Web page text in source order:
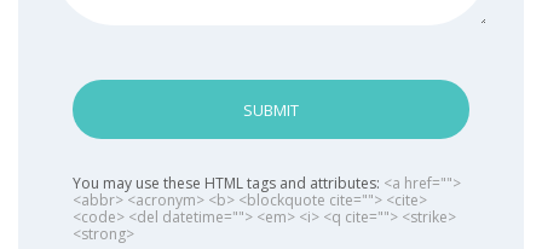
SUBMIT
You may use these HTML tags and attributes: <a href="">
<abbr> <acronym> <b> <blockquote cite=""> <cite>
<code> <del datetime=""> <em> <i> <q cite=""> <strike>
<strong>